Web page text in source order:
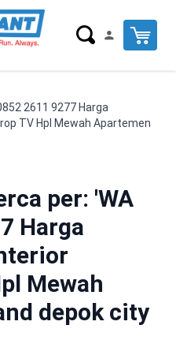
Cart
2611 9277 Harga
TV Hpl Mewah Apartemen
per: 'WA
Harga
Mewah
depok city